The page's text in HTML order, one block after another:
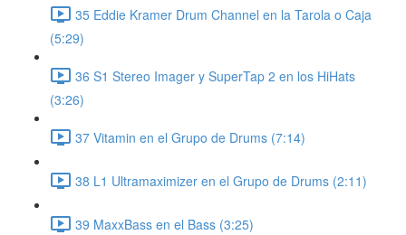
35 Eddie Kramer Drum Channel en la Tarola o Caja
(5:29)
36 S1 Stereo Imager y SuperTap 2 en los HiHats
(3:26)
37 Vitamin en el Grupo de Drums (7:14)
38 L1 Ultramaximizer en el Grupo de Drums (2:11)
39 MaxxBass en el Bass (3:25)